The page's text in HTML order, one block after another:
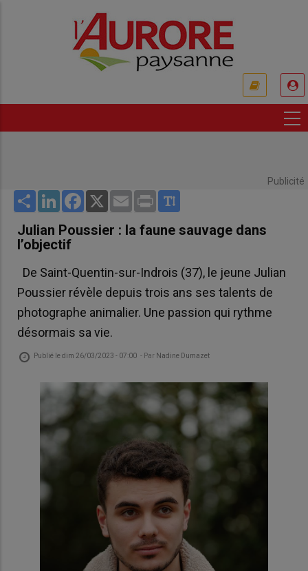
Publicité
Share LinkedInFacebook
X Email Print
Julian Poussier : la faune sauvage dans
l’objectif
De Saint-Quentin-sur-Indrois (37), le jeune Julian
Poussier révèle depuis trois ans ses talents de
photographe animalier. Une passion qui rythme
désormais sa vie.
Publié ledim 26/03/2023 - 07:00 - Par Nadine Dumazet